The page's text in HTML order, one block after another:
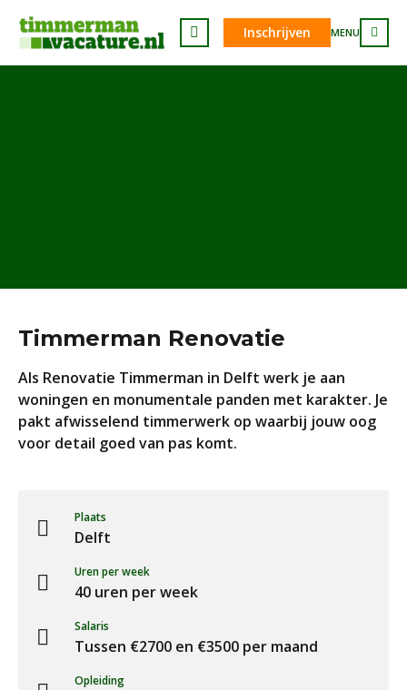
Inschrijven MENU
Timmerman Renovatie
Als Renovatie Timmerman in Delft werk je aan
woningen en monumentale panden met karakter. Je
pakt afwisselend timmerwerk op waarbij jouw oog
voor detail goed van pas komt.
Plaats
Delft
Uren per week
40 uren per week
Salaris
Tussen €2700 en €3500 per maand
Opleiding